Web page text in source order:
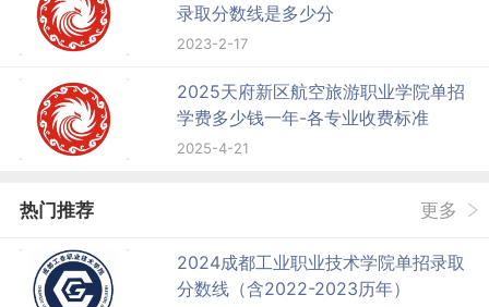
录取分数线是多少分
2023-2-17
2025天府新区航空旅游职业学院单招
学费多少钱一年-各专业收费标准
2025-4-21
热门推荐 更多
2024成都工业职业技术学院单招录取
分数线（含2022-2023历年）